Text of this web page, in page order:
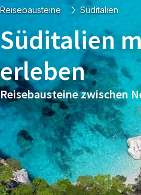
Reisebausteine Süditalien
Süditalien
erleben
Reisebausteine zwischen